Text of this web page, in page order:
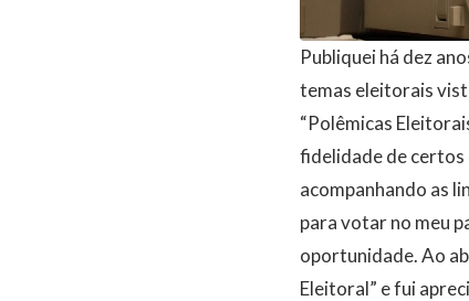
Publiquei há dez
temas eleitorais
“Polêmicas
fidelidade de certos
acompanhando as
para votar no meu
oportunidade. Ao
Eleitoral” e fui